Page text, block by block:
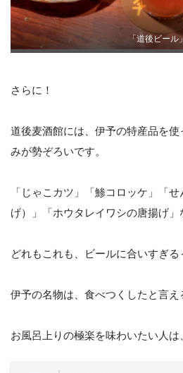
「道後ビール
さらに！
道後麦酒館には、伊予の特産品を使
みが勢ぞろいです。
「じゃこカツ」「鯵コロッケ」「
げ）」「ホウタレイワシの唐揚げ」
どれもこれも、ビールに合いすぎる
伊予の名物は、食べつくしたと言え
お風呂上りの極楽を味わいたい人は